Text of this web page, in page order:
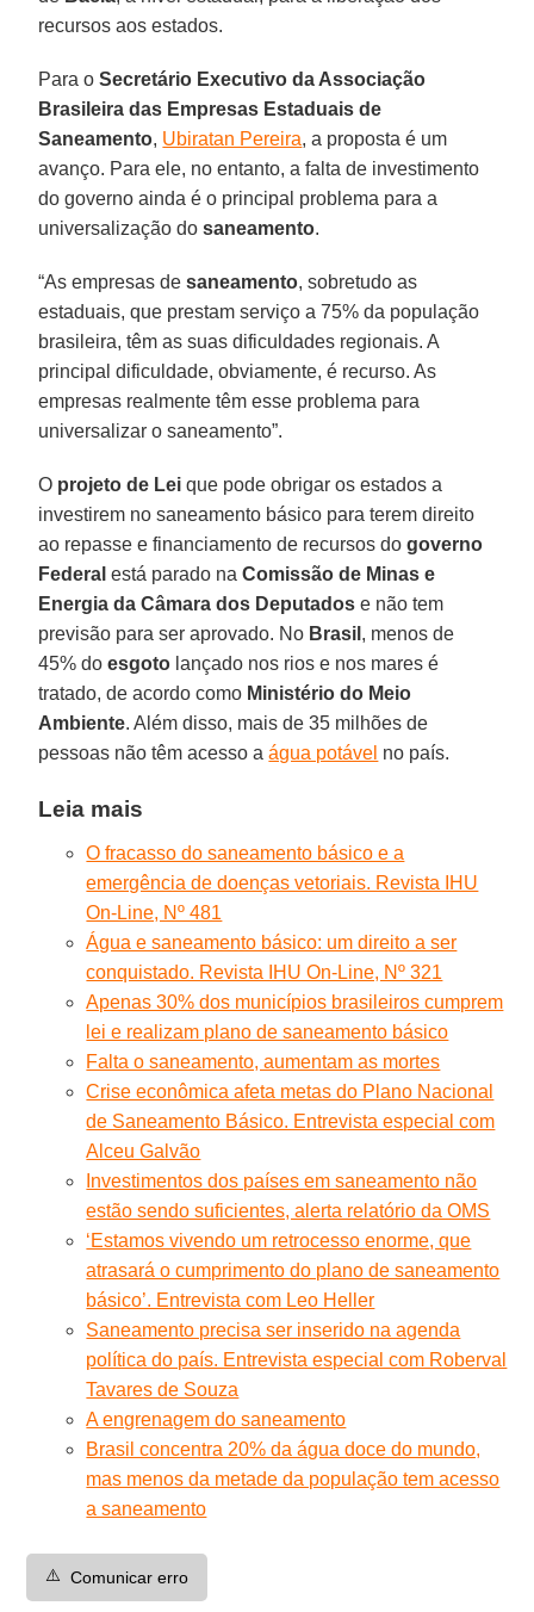
recursos aos estados.
Para oSecretário Executivo da Associação
Brasileira das Empresas Estaduais de
Saneamento, Ubiratan Pereira, a proposta é um
avanço. Para ele, no entanto, a falta de investimento
do governo ainda é o principal problema para a
universalização dosaneamento.
“As empresas desaneamento, sobretudo as
estaduais, que prestam serviço a 75% da população
brasileira, têm as suas dificuldades regionais. A
principal dificuldade, obviamente, é recurso. As
empresas realmente têm esse problema para
universalizar o saneamento”.
O projeto de Lei que pode obrigar os estados a
investirem no saneamento básico para terem direito
ao repasse e financiamento de recursos dogoverno
Federal está parado naComissão de Minas e
Energia da Câmara dos Deputados e não tem
previsão para ser aprovado. No Brasil , menos de
45% doesgoto lançado nos rios e nos mares é
tratado, de acordo como Ministério do Meio
Ambiente. Além disso, mais de 35 milhões de
pessoas não têm acesso aágua potável no país.
Leia mais
O fracasso do saneamento básico e a
emergência de doenças vetoriais. Revista IHU
On-Line, Nº 481
Água e saneamento básico: um direito a ser
conquistado. Revista IHU On-Line, Nº 321
Apenas 30% dos municípios brasileiros cumprem
lei e realizam plano de saneamento básico
Falta o saneamento, aumentam as mortes
Crise econômica afeta metas do Plano Nacional
de Saneamento Básico. Entrevista especial com
Alceu Galvão
Investimentos dos países em saneamento não
estão sendo suficientes, alerta relatório da OMS
‘Estamos vivendo um retrocesso enorme, que
atrasará o cumprimento do plano de saneamento
básico’. Entrevista com Leo Heller
Saneamento precisa ser inserido na agenda
política do país. Entrevista especial com Roberval
Tavares de Souza
A engrenagem do saneamento
Brasil concentra 20% da água doce do mundo,
mas menos da metade da população tem acesso
a saneamento
⚠️ Comunicar erro